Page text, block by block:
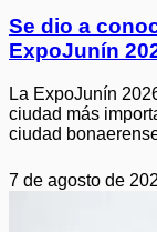
Se dio a
ExpoJunín
La ExpoJunín
ciudad más
ciudad
7 de agosto de